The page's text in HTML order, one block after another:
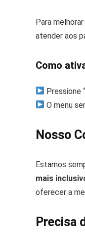
Para
atender aos
Como
Pressione
O menu
Nosso
Estamos
mais
oferecer a
Precisa